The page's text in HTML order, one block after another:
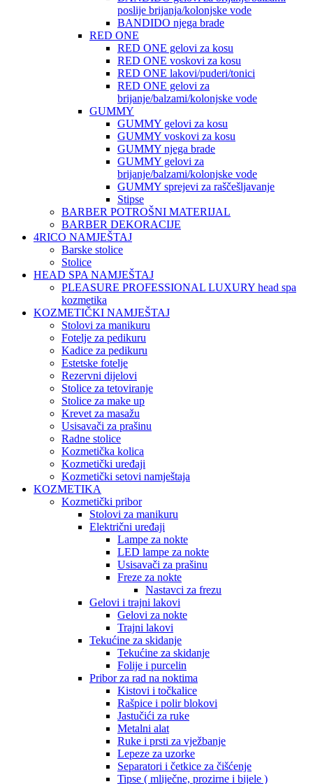
poslije brijanja/kolonjske vode
BANDIDO njega brade
RED ONE
RED ONE gelovi za kosu
RED ONE voskovi za kosu
RED ONE lakovi/puderi/tonici
RED ONE gelovi za
brijanje/balzami/kolonjske vode
GUMMY
GUMMY gelovi za kosu
GUMMY voskovi za kosu
GUMMY njega brade
GUMMY gelovi za
brijanje/balzami/kolonjske vode
GUMMY sprejevi za raščešljavanje
Stipse
BARBER POTROŠNI MATERIJAL
BARBER DEKORACIJE
4RICO NAMJEŠTAJ
Barske stolice
Stolice
HEAD SPA NAMJEŠTAJ
PLEASURE PROFESSIONAL LUXURY head spa
kozmetika
KOZMETIČKI NAMJEŠTAJ
Stolovi za manikuru
Fotelje za pedikuru
Kadice za pedikuru
Estetske fotelje
Rezervni dijelovi
Stolice za tetoviranje
Stolice za make up
Krevet za masažu
Usisavači za prašinu
Radne stolice
Kozmetička kolica
Kozmetički uređaji
Kozmetički setovi namještaja
KOZMETIKA
Kozmetički pribor
Stolovi za manikuru
Električni uređaji
Lampe za nokte
LED lampe za nokte
Usisavači za prašinu
Freze za nokte
Nastavci za frezu
Gelovi i trajni lakovi
Gelovi za nokte
Trajni lakovi
Tekućine za skidanje
Tekućine za skidanje
Folije i purcelin
Pribor za rad na noktima
Kistovi i točkalice
Rašpice i polir blokovi
Jastučići za ruke
Metalni alat
Ruke i prsti za vježbanje
Lepeze za uzorke
Separatori i četkice za čišćenje
Tipse ( mliječne, prozirne i bijele )